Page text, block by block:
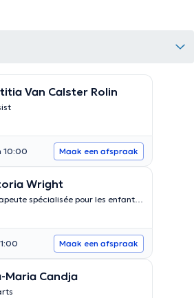
Van Calster Rolin
10:00 Maak een afspraak
Wright
spécialisée pour les enfants
Maak een afspraak
Maria Candja